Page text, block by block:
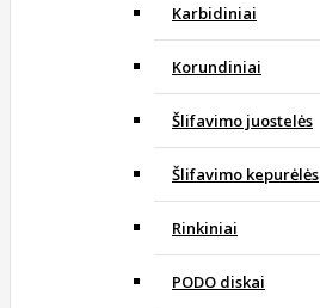
Karbidiniai
Korundiniai
Šlifavimo juostelės
Šlifavimo kepurėlės
Rinkiniai
PODO diskai